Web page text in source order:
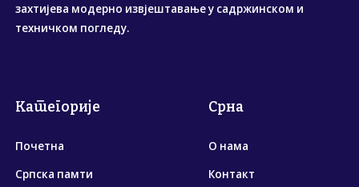
захтијева модерно извјештавање у садржинском и
техничком погледу.
Категорије
Почетна
Српска памти
Срна
О нама
Контакт